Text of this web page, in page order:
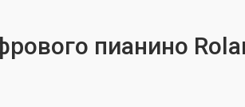
пианино